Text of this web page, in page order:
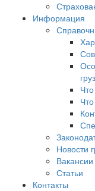
Информация
Новости
Вакансии
Статьи
Контакты